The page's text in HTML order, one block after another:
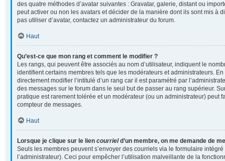
des quatre méthodes d’avatar suivantes : Gravatar, galerie, distant ou
peut activer ou non les avatars et décider de la manière dont ils sont mis à
pas utiliser d’avatar, contactez un administrateur du forum.
Haut
Qu’est-ce que mon rang et comment le modifier ?
Les rangs, qui peuvent être associés au nom d’utilisateur, indiquent le
identifient certains membres tels que les modérateurs et administrateurs.
directement modifier l’intitulé d’un rang car il est paramétré par
des messages sur le forum dans le seul but de passer au rang supérieur.
pratique est rarement tolérée et un modérateur (ou un administrateur) peut
compteur de messages.
Haut
Lorsque je clique sur le lien courrield’un membre, on me demande de
Seuls les membres peuvent s’envoyer des courriels via le formulaire
l’administrateur). Ceci pour empêcher l’utilisation malveillante de la